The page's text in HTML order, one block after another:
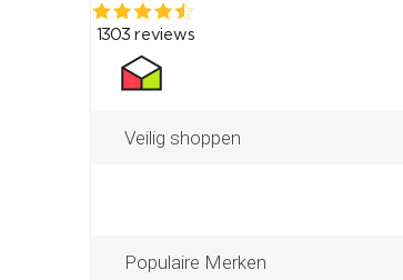
Veilig shoppen
Populaire Merken